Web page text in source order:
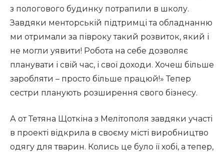
з пологового будинку потрапили в школу.
Завдяки менторській підтримці та обладнанню
ми отримали за півроку такий розвиток, який і
не могли уявити! Робота на себе дозволяє
планувати і свій час, і свої доходи. Хочеш більше
заробляти – просто більше працюй!» Тепер
сестри планують розширення свого бізнесу.
А от Тетяна Щоткіна з Мелітополя завдяки участі
в проекті відкрила в своєму місті виробництво
одягу для тварин. Колись це було її хобі, а тепер,